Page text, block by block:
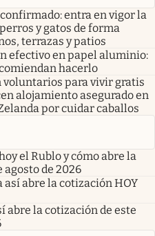
entra en vigor la
y gatos de forma
terrazas y patios
efectivo en papel aluminio:
hacerlo
voluntarios para vivir gratis
alojamiento asegurado en
por cuidar caballos
el Rublo y cómo abre la
agosto de 2026
así abre la cotización HOY
abre la cotización de este